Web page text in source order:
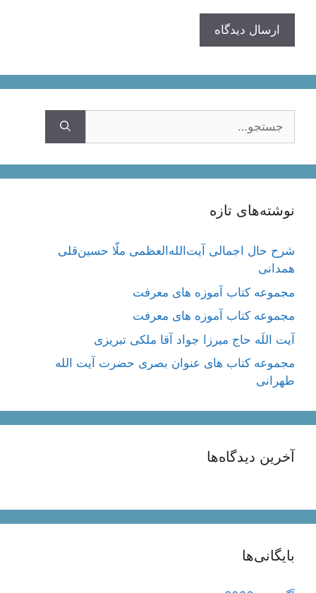
نوشته‌های تازه
شرح حال اجمالی آیت‌الله‌العظمی ملّا حسین‌قلی
همدانی
مجموعه کتاب آموزه های معرفت
مجموعه کتاب آموزه های معرفت
آیت اللَه حاج میرزا جواد آقا ملکی تبریزی
مجموعه کتاب های عنوان بصری حضرت آیت الله
طهرانی
آخرین دیدگاه‌ها
بایگانی‌ها